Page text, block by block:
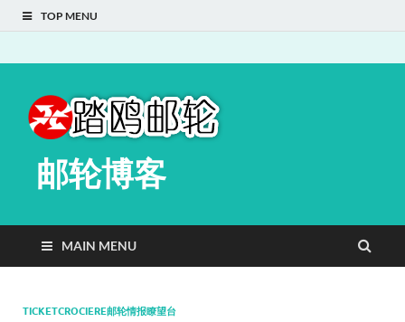
TOP MENU
邮轮博客
MAIN MENU
TICKETCROCIERE邮轮情报瞭望台